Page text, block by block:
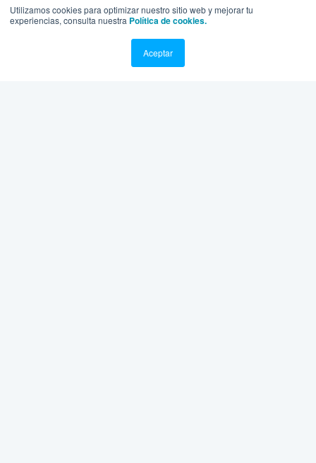
Utilizamos cookies para optimizar nuestro sitio web y mejorar tu
experiencias, consulta nuestra Política de cookies.
Aceptar